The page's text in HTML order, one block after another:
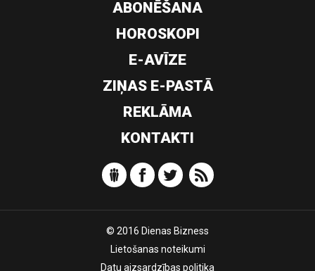
ABONĒŠANA
HOROSKOPI
E-AVĪZE
ZIŅAS E-PASTĀ
REKLĀMA
KONTAKTI
© 2016 Dienas Bizness
Lietošanas noteikumi
Datu aizsardzības politika